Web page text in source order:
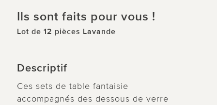
Ils sont faits pour vous !
Lot de 12 pièces Lavande
Descriptif
Ces sets de table fantaisie
accompagnés des dessous de verre